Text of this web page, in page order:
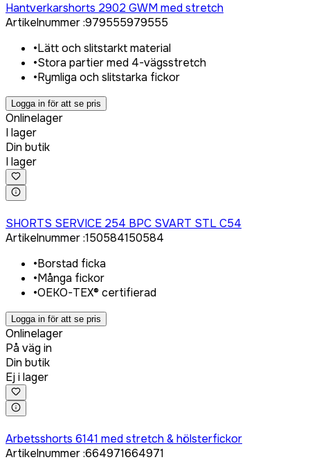
Hantverkarshorts 2902 GWM med stretch
Artikelnummer:979555979555
•Lätt och slitstarkt material
•Stora partier med 4-vägsstretch
•Rymliga och slitstarka fickor
Logga in för att se pris
Onlinelager
I lager
Din butik
I lager
SHORTS SERVICE 254 BPC SVART STL C54
Artikelnummer:150584150584
•Borstad ficka
•Många fickor
•OEKO-TEX® certifierad
Logga in för att se pris
Onlinelager
På väg in
Din butik
Ej i lager
Arbetsshorts 6141 med stretch & hölsterfickor
Artikelnummer:664971664971